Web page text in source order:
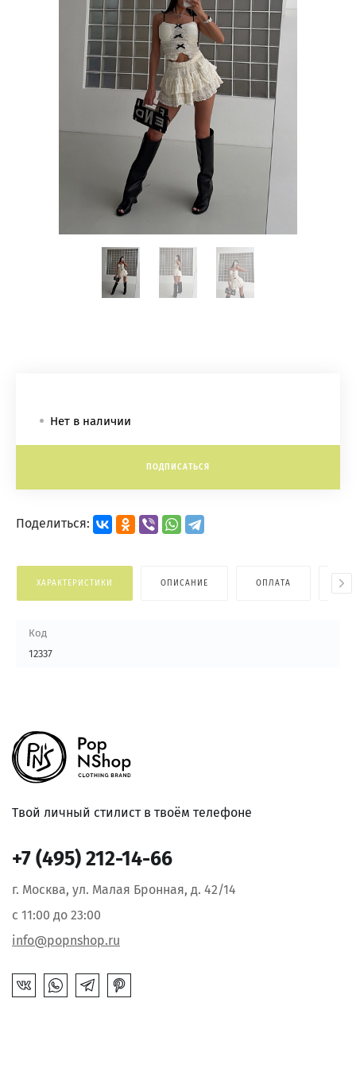
Нет в наличии
ПОДПИСАТЬСЯ
Поделиться:
ХАРАКТЕРИСТИКИ ОПИСАНИЕ ОПЛАТА
Код
12337
Твой личный стилист в твоём телефоне
+7 (495) 212-14-66
г. Москва, ул. Малая Бронная, д. 42/14
с 11:00 до 23:00
info@popnshop.ru